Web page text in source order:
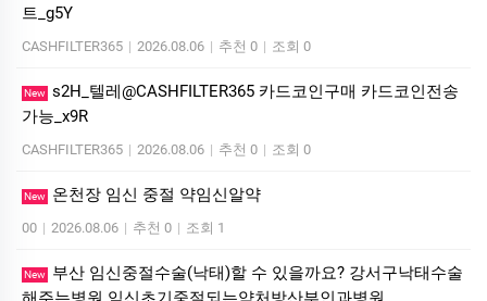
트_g5Y
CASHFILTER365 | 2026.08.06 | 추천 0 | 조회 0
New s2H_텔레@CASHFILTER365 카드코인구매 카드코인전송
가능_x9R
CASHFILTER365 | 2026.08.06 | 추천 0 | 조회 0
New 온천장 임신 중절 약임신알약
00 | 2026.08.06 | 추천 0 | 조회 1
New
부산 임신중절수술(낙태)할 수 있을까요? 강서구낙태수술